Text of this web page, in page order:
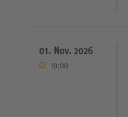
01. Nov. 2026
10:00